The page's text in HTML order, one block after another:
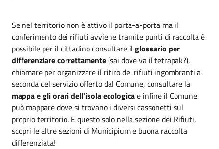
Se nel territorio non è attivo il porta-a-porta ma il
conferimento dei rifiuti avviene tramite punti di raccolta è
possibile per il cittadino consultare il glossario per
differenziare correttamente(sai dove va il tetrapak?),
chiamare per organizzare il ritiro dei rifiuti ingombranti a
seconda del servizio offerto dal Comune, consultare la
mappa e gli orari dell'isola ecologicae infine il Comune
può mappare dove si trovano i diversi cassonetti sul
proprio territorio. E questo solo nella sezione dei Rifiuti,
scopri le altre sezioni di Municipium e buona raccolta
differenziata!